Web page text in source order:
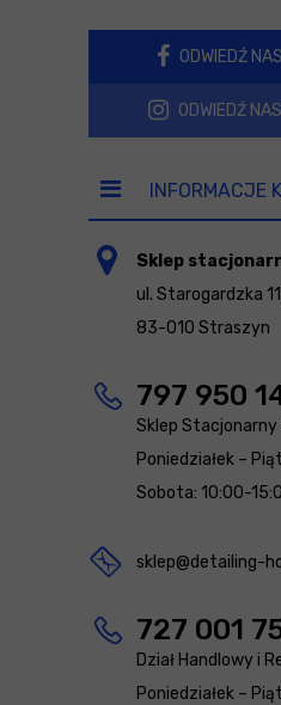
ODWIEDŹ
ODWIEDŹ
INFORMACJE
Sklep
ul. Starogardzka
83-010 Straszyn
797 950
Sklep
Poniedziałek –
Sobota: 10:00-
sklep@detailing-
727 001
Dział Handlowy i
Poniedziałek –